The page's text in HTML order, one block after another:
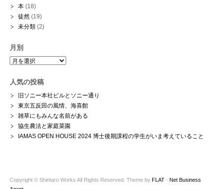
本 (18)
徒然 (19)
未分類 (2)
月別
月
人気の投稿
旧ソニー本社ビルとソニー通り
東京五反田の風情、海喜館
雑草にもみんな名前がある
協生農法と家庭菜園
IAMAS OPEN HOUSE 2024 博士後期課程の学生がいま考えていること
Copyright © Shintaro Works All Rights Reserved. Theme by FLAT - Net Business